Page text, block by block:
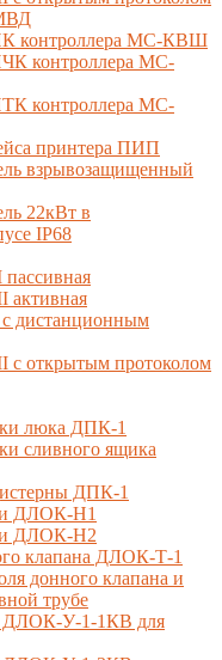
контроллера МС-КВШ
контроллера МС-
контроллера МС-
принтера ПИП
взрывозащищенный
22кВт в
IP68
активная
дистанционным
открытым протоколом
люка ДПК-1
сливного ящика
ДПК-1
ДЛОК-Н1
ДЛОК-Н2
клапана ДЛОК-Т-1
донного клапана и
трубе
ДЛОК-У-1-1КВ для